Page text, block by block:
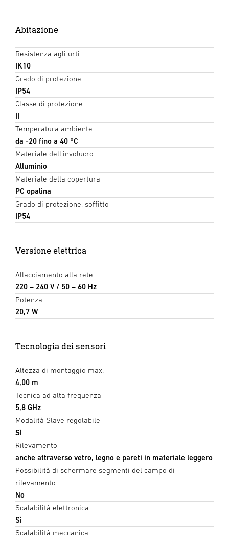
Abitazione
Resistenza agli urti
IK10
Grado di protezione
IP54
Classe di protezione
II
Temperatura ambiente
da -20 fino a 40 °C
Materiale dell'involucro
Alluminio
Materiale della copertura
PC opalina
Grado di protezione, soffitto
IP54
Versione elettrica
Allacciamento alla rete
220 – 240 V / 50 – 60 Hz
Potenza
20,7 W
Tecnologia dei sensori
Altezza di montaggio max.
4,00 m
Tecnica ad alta frequenza
5,8 GHz
Modalità Slave regolabile
Sì
Rilevamento
anche attraverso vetro, legno e pareti in materiale leggero
Possibilità di schermare segmenti del campo di
rilevamento
No
Scalabilità elettronica
Sì
Scalabilità meccanica